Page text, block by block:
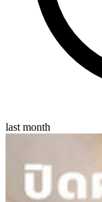
last month